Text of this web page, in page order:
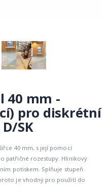
40 mm -
pro diskrétní
SK
40 mm, s její pomocí
patřičné rozestupy. Hliníkový
potiskem. Splňuje stupeň
je vhodný pro použití do